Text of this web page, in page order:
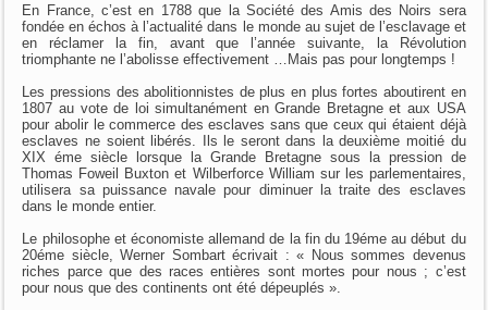
En France, c’est en 1788 que la Société des Amis des Noirs sera
fondée en échos à l’actualité dans le monde au sujet de l’esclavage et
en réclamer la fin, avant que l’année suivante, la Révolution
triomphante ne l’abolisse effectivement …Mais pas pour longtemps !
Les pressions des abolitionnistes de plus en plus fortes aboutirent en
1807 au vote de loi simultanément en Grande Bretagne et aux USA
pour abolir le commerce des esclaves sans que ceux qui étaient déjà
esclaves ne soient libérés. Ils le seront dans la deuxième moitié du
XIX éme siècle lorsque la Grande Bretagne sous la pression de
Thomas Foweil Buxton et Wilberforce William sur les parlementaires,
utilisera sa puissance navale pour diminuer la traite des esclaves
dans le monde entier.
Le philosophe et économiste allemand de la fin du 19éme au début du
20éme siècle, Werner Sombart écrivait : « Nous sommes devenus
riches parce que des races entières sont mortes pour nous ; c’est
pour nous que des continents ont été dépeuplés ».